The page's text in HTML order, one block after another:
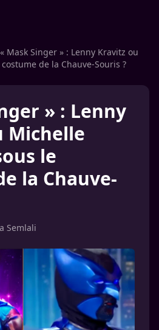
« Mask Singer » : Lenny Kravitz ou
de la Chauve-Souris ?
» : Lenny
Michelle
le
la Chauve-
Semlali